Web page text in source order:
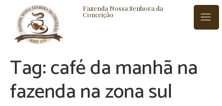
Fazenda Nossa Senhora da
Conceição
BLOG CONTATO
Tag:café da manhã na
fazenda na zona sul